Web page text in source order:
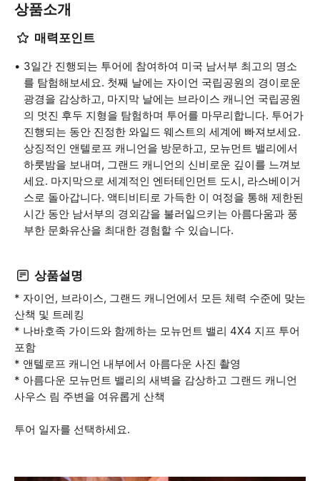
상품소개
매력포인트
3일간 진행되는 투어에 참여하여 미국 남서부 최고의 명소
를 탐험해보세요. 첫째 날에는 자이언 국립공원의 경이로운
광경을 감상하고, 마지막 날에는 브라이스 캐니언 국립공원
의 멋진 후두 지형을 탐험하며 투어를 마무리합니다. 투어가
진행되는 동안 진정한 와일드 웨스트의 세계에 빠져보세요.
상징적인 앤텔로프 캐니언을 방문하고, 모뉴먼트 밸리에서
하룻밤을 보내며, 그랜드 캐니언의 신비로운 깊이를 느껴보
세요. 마지막으로 세계적인 엔터테인먼트 도시, 라스베이거
스로 돌아갑니다. 액티비티로 가득한 이 여정을 통해 제한된
시간 동안 남서부의 경외감을 불러일으키는 아름다움과 풍
부한 문화유산을 최대한 경험할 수 있습니다.
상품설명
* 자이언, 브라이스, 그랜드 캐니언에서 모든 체력 수준에 맞는
산책 및 트레킹
* 나바호족 가이드와 함께하는 모뉴먼트 밸리 4X4 지프 투어
포함
* 앤텔로프 캐니언 내부에서 아름다운 사진 촬영
* 아름다운 모뉴먼트 밸리의 새벽을 감상하고 그랜드 캐니언
사우스 림 주변을 여유롭게 산책
투어 일자를 선택하세요.